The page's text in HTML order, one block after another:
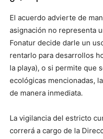
El acuerdo advierte de
asignación no representa
Fonatur decide darle un
rentarlo para desarrollos
la playa), o si permite que
ecológicas mencionadas,
de manera inmediata.
La vigilancia del estricto
correrá a cargo de la